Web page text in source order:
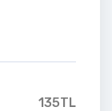
135TL